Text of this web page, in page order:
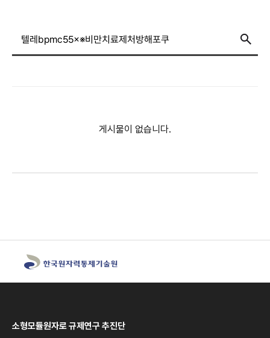
게시물이 없습니다.
소형모듈원자로 규제연구 추진단